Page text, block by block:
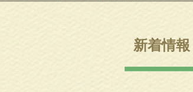
新着情報